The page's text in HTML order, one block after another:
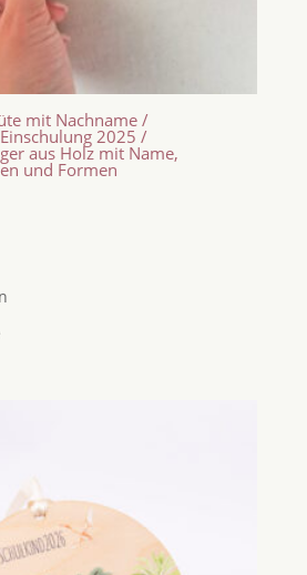
mit Nachname /
2025 /
aus Holz mit Name,
und Formen